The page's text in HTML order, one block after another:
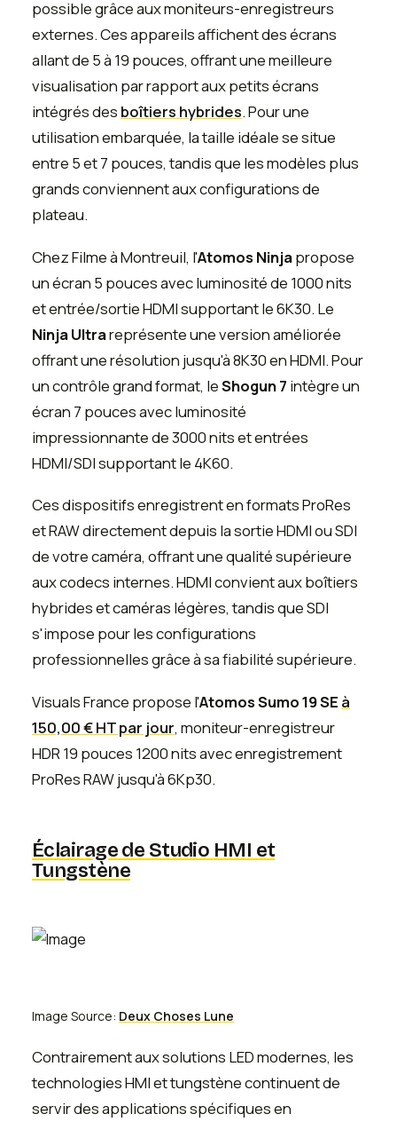
possible grâce aux moniteurs-enregistreurs
externes. Ces appareils affichent des écrans
allant de 5 à 19 pouces, offrant une meilleure
visualisation par rapport aux petits écrans
intégrés des boîtiers hybrides. Pour une
utilisation embarquée, la taille idéale se situe
entre 5 et 7 pouces, tandis que les modèles plus
grands conviennent aux configurations de
plateau.
Chez Filme à Montreuil, l'Atomos Ninjapropose
un écran 5 pouces avec luminosité de 1000 nits
et entrée/sortie HDMI supportant le 6K30. Le
Ninja Ultrareprésente une version améliorée
offrant une résolution jusqu'à 8K30 en HDMI. Pour
un contrôle grand format, leShogun 7 intègre un
écran 7 pouces avec luminosité
impressionnante de 3000 nits et entrées
HDMI/SDI supportant le 4K60.
Ces dispositifs enregistrent en formats ProRes
et RAW directement depuis la sortie HDMI ou SDI
de votre caméra, offrant une qualité supérieure
aux codecs internes. HDMI convient aux boîtiers
hybrides et caméras légères, tandis que SDI
s'impose pour les configurations
professionnelles grâce à sa fiabilité supérieure.
Visuals France propose l'Atomos Sumo 19 SE à
150,00 € HT par jour, moniteur-enregistreur
HDR 19 pouces 1200 nits avec enregistrement
ProRes RAW jusqu'à 6Kp30.
Éclairage de Studio HMI et
Tungstène
Image Source: Deux Choses Lune
Contrairement aux solutions LED modernes, les
technologies HMI et tungstène continuent de
servir des applications spécifiques en